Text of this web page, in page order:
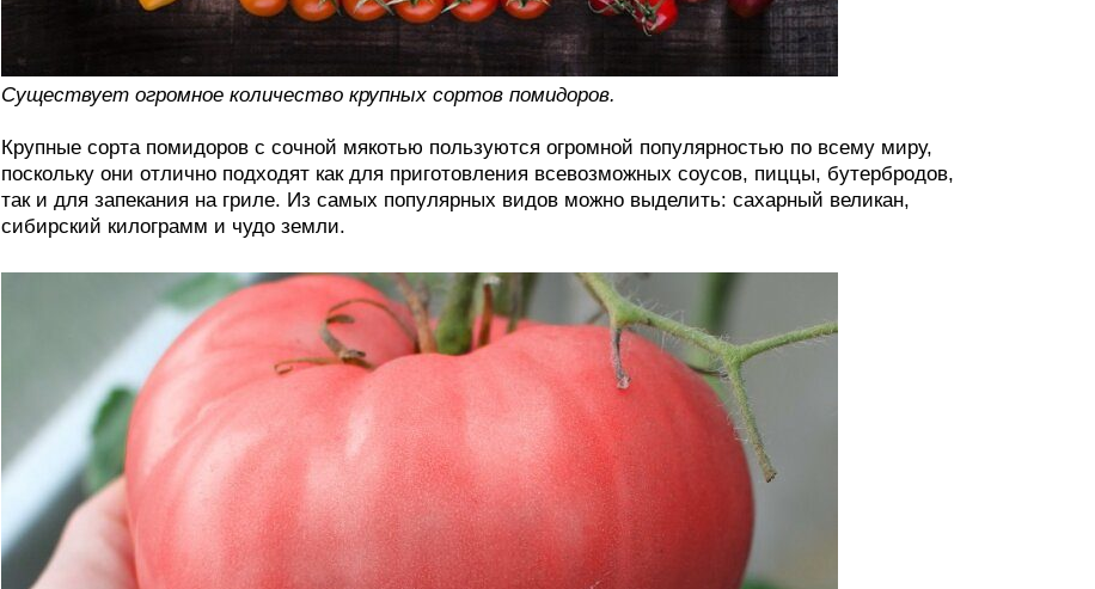
Существует огромное количество крупных сортов помидоров.
Крупные сорта помидоров с сочной мякотью пользуются огромной популярностью по всему миру,
поскольку они отлично подходят как для приготовления всевозможных соусов, пиццы, бутербродов,
так и для запекания на гриле. Из самых популярных видов можно выделить: сахарный великан,
сибирский килограмм и чудо земли.